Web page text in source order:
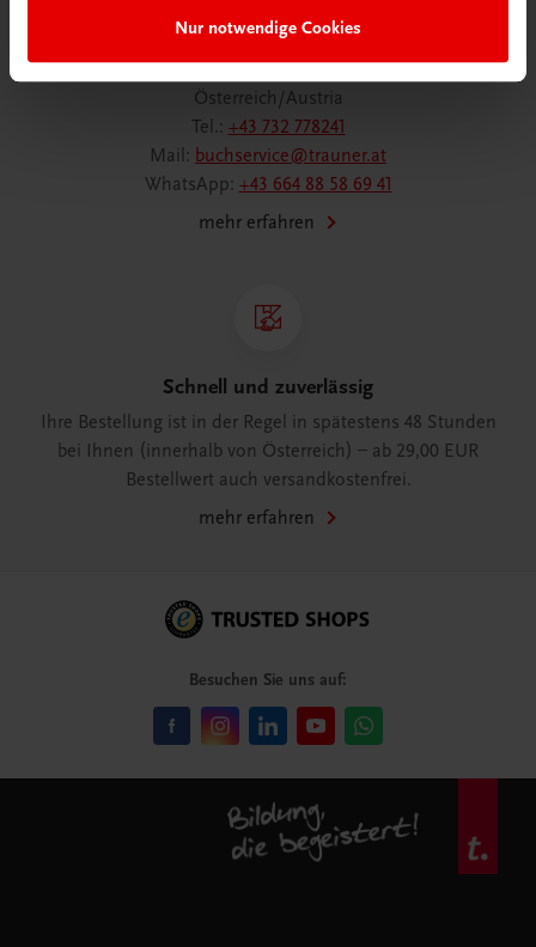
Nur notwendige Cookies
TRAUNER Verlag + Buchservice GmbH
Köglstraße 14 | 4020 Linz
Österreich/Austria
Tel.: +43 732 778241
Mail: buchservice@trauner.at
WhatsApp: +43 664 88 58 69 41
mehr erfahren
Schnell und zuverlässig
Ihre Bestellung ist in der Regel in spätestens 48 Stunden
bei Ihnen (innerhalb von Österreich) – ab 29,00 EUR
Bestellwert auch versandkostenfrei.
mehr erfahren
Besuchen Sie uns auf: